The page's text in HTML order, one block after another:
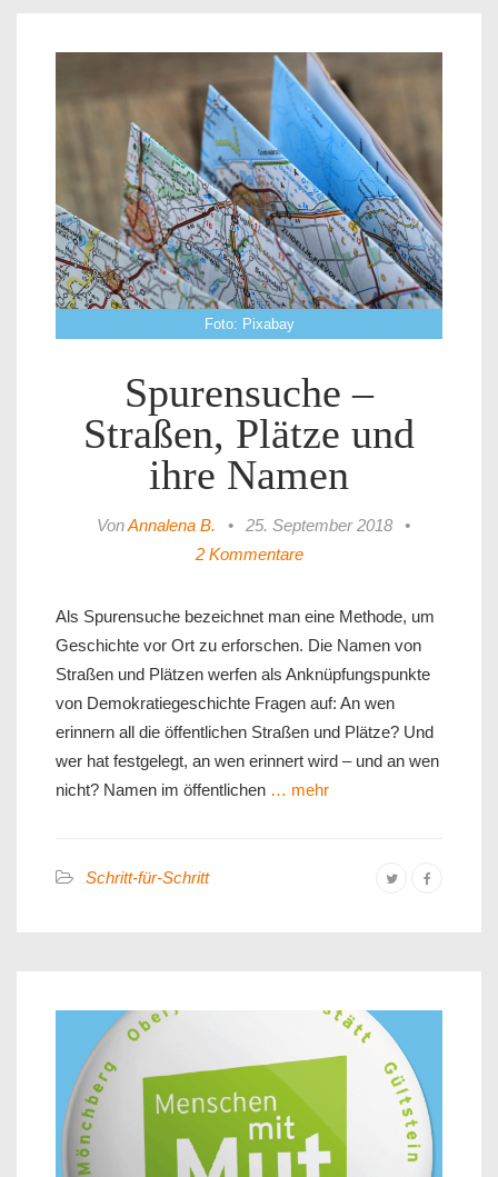
Foto: Pixabay
Spurensuche –
Straßen, Plätze und
ihre Namen
VonAnnalena B. • 25. September 2018
•
2 Kommentare
Als Spurensuche bezeichnet man eine Methode, um
Geschichte vor Ort zu erforschen. Die Namen von
Straßen und Plätzen werfen als Anknüpfungspunkte
von Demokratiegeschichte Fragen auf: An wen
erinnern all die öffentlichen Straßen und Plätze? Und
wer hat festgelegt, an wen erinnert wird – und an wen
nicht? Namen im öffentlichen … mehr
Schritt-für-Schritt